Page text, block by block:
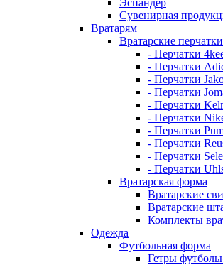
Эспандер
Сувенирная
Вратарям
Вратарские перчатки
- Перчатки
- Перчатки
- Перчатки
- Перчатки
- Перчатки
- Перчатки
- Перчатки
- Перчатки
- Перчатки
- Перчатки
Вратарская форма
Вратарские
Вратарские
Комплекты
Одежда
Футбольная форма
Гетры